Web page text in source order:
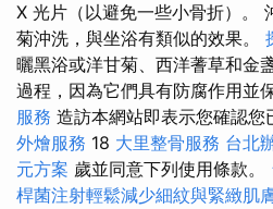
X 光片（以避免一些小骨折）。
菊沖洗，與坐浴有類似的效果。
曬黑浴或洋甘菊、西洋蓍草和金
過程，因為它們具有防腐作用並
服務 造訪本網站即表示您確認您
外燴服務 18 大里整骨服務 台北
元方案 歲並同意下列使用條款。
桿菌注射輕鬆減少細紋與緊緻肌